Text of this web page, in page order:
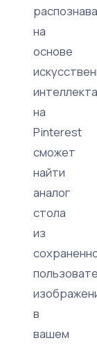
на
основе
интеллекта
на
Pinterest
сможет
найти
аналог
стола
из
в
вашем